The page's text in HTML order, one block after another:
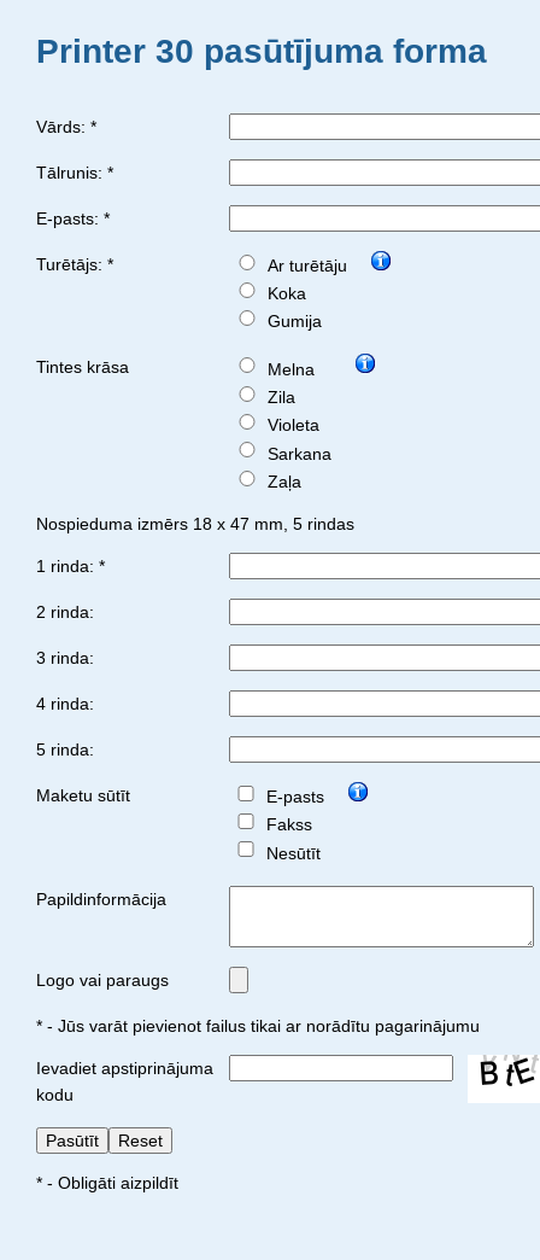
Printer 30 pasūtījuma forma
Vārds: *
Tālrunis: *
E-pasts: *
Turētājs: *
Ar turētāju
Koka
Gumija
Tintes krāsa
Melna
Zila
Violeta
Sarkana
Zaļa
Nospieduma izmērs 18 x 47 mm, 5 rindas
1 rinda: *
2 rinda:
3 rinda:
4 rinda:
5 rinda:
Maketu sūtīt
E-pasts
Fakss
Nesūtīt
Papildinformācija
Logo vai paraugs
* - Jūs varāt pievienot failus tikai ar norādītu pagarinājumu
Ievadiet apstiprinājuma
kodu
* - Obligāti aizpildīt